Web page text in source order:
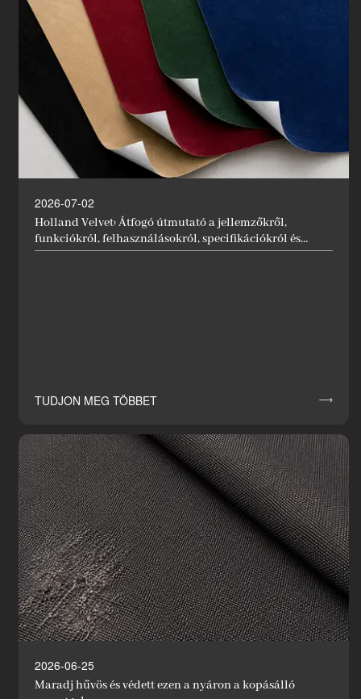
2026-07-02
Holland Velvet: Átfogó útmutató a jellemzőkről,
funkciókról, felhasználásokról, specifikációkról és
alkalmazásokról
TUDJON MEG TÖBBET 
2026-06-25
Maradj hűvös és védett ezen a nyáron a kopásálló